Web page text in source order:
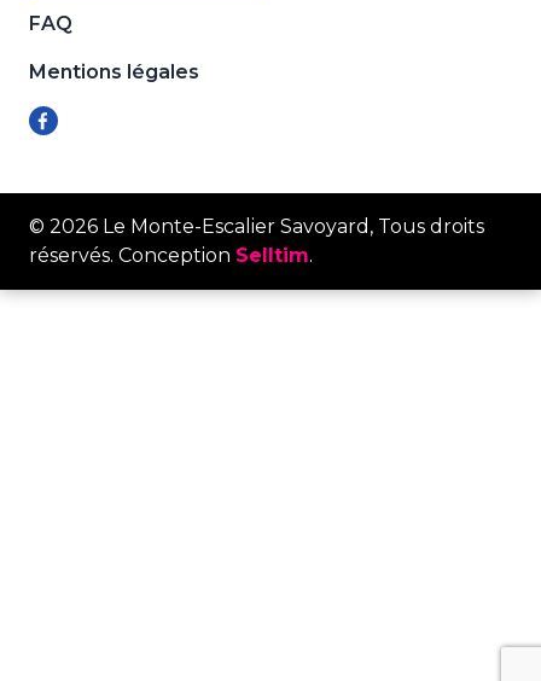
FAQ
Mentions légales
© 2026 Le Monte-Escalier Savoyard, Tous droits
réservés. Conception Selltim.